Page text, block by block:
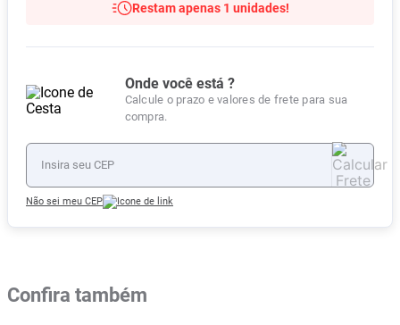
Restam apenas 1 unidades!
Onde você está ?
Calcule o prazo e valores de frete para sua
compra.
Não sei meu CEP
Confira também